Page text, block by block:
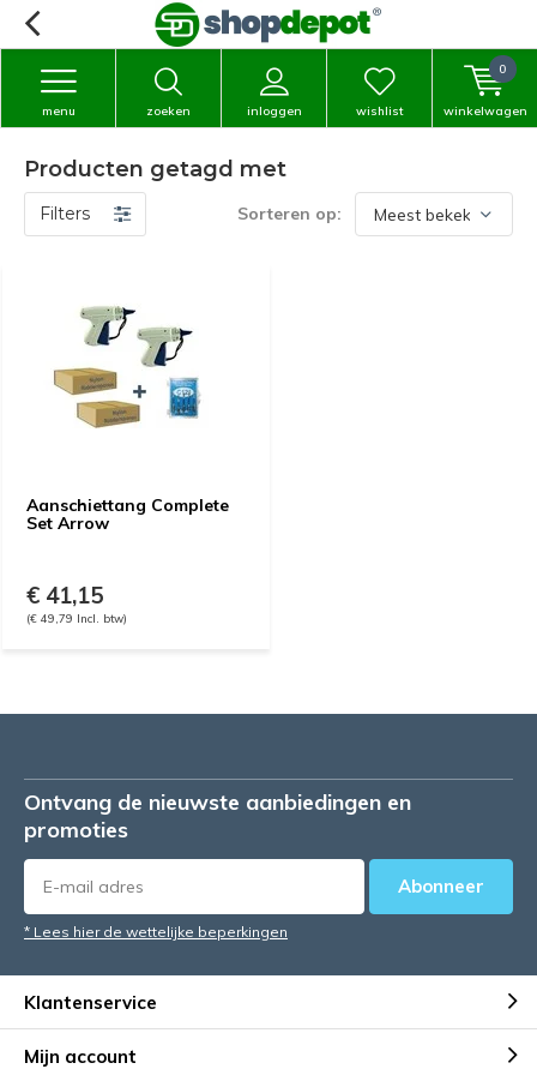
zoeken inloggen
menu wishlist winkelwagen
0
Producten getagd met
Filters Sorteren op:
Aanschiettang Complete
Set Arrow
€ 41,15
(€ 49,79 Incl. btw)
Ontvang de nieuwste aanbiedingen en
promoties
Abonneer
* Lees hier de wettelijke beperkingen
Klantenservice
Mijn account